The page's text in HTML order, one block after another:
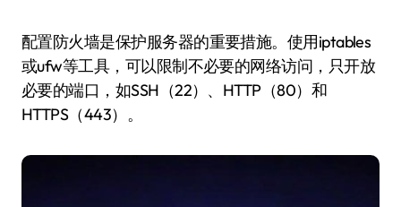
配置防火墙是保护服务器的重要措施。使用iptables
或ufw等工具，可以限制不必要的网络访问，只开放
必要的端口，如SSH（22）、HTTP（80）和
HTTPS（443）。